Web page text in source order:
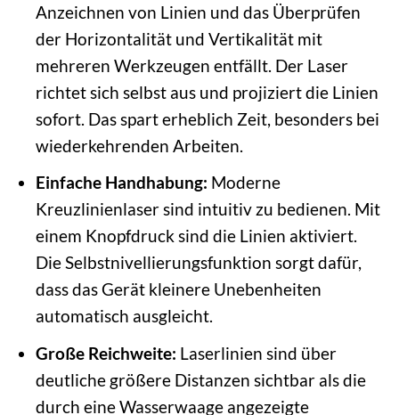
Anzeichnen von Linien und das Überprüfen
der Horizontalität und Vertikalität mit
mehreren Werkzeugen entfällt. Der Laser
richtet sich selbst aus und projiziert die Linien
sofort. Das spart erheblich Zeit, besonders bei
wiederkehrenden Arbeiten.
Einfache Handhabung: Moderne
Kreuzlinienlaser sind intuitiv zu bedienen. Mit
einem Knopfdruck sind die Linien aktiviert.
Die Selbstnivellierungsfunktion sorgt dafür,
dass das Gerät kleinere Unebenheiten
automatisch ausgleicht.
Große Reichweite: Laserlinien sind über
deutliche größere Distanzen sichtbar als die
durch eine Wasserwaage angezeigte